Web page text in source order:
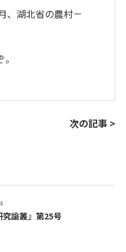
、湖北省の農村－
次の記事 >
究論叢』第25号